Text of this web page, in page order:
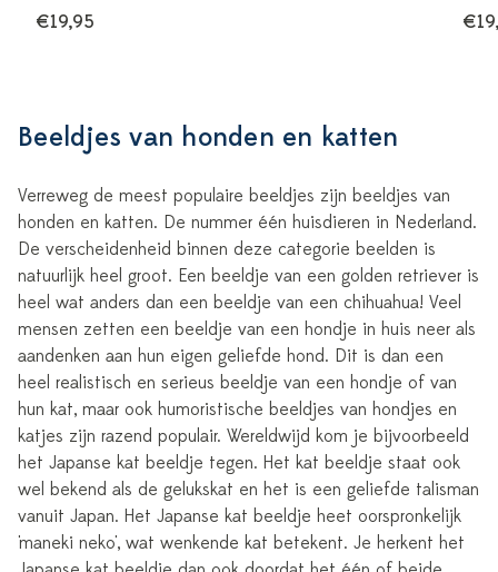
€19,95
Beeldjes van honden en katten
Verreweg de meest populaire beeldjes zijn beeldjes van
honden en katten. De nummer één huisdieren in Nederland.
De verscheidenheid binnen deze categorie beelden is
natuurlijk heel groot. Een beeldje van een golden retriever is
heel wat anders dan een beeldje van een chihuahua! Veel
mensen zetten een beeldje van een hondje in huis neer als
aandenken aan hun eigen geliefde hond. Dit is dan een
heel realistisch en serieus beeldje van een hondje of van
hun kat, maar ook humoristische beeldjes van hondjes en
katjes zijn razend populair. Wereldwijd kom je bijvoorbeeld
het Japanse kat beeldje tegen. Het kat beeldje staat ook
wel bekend als de gelukskat en het is een geliefde talisman
vanuit Japan. Het Japanse kat beeldje heet oorspronkelijk
'maneki neko', wat wenkende kat betekent. Je herkent het